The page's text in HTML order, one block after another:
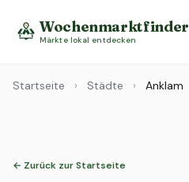
Wochenmarktfinder
Märkte lokal entdecken
Startseite › Städte › Anklam
← Zurück zur Startseite